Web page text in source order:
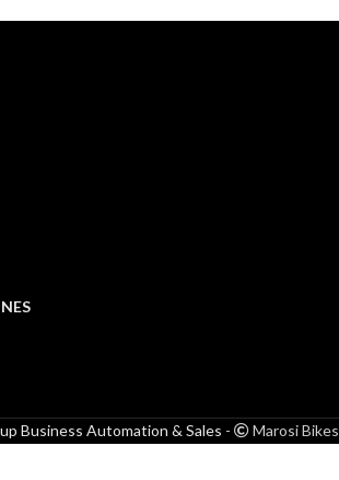
Business Automation & Sales - Marosi Bikes